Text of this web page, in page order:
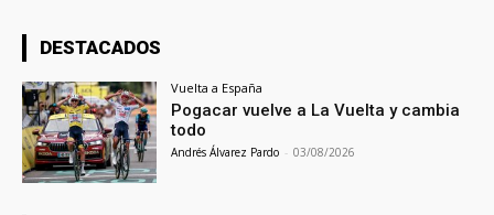
DESTACADOS
Vuelta a España
Pogacar vuelve a La Vuelta y cambia
todo
Andrés Álvarez Pardo - 03/08/2026